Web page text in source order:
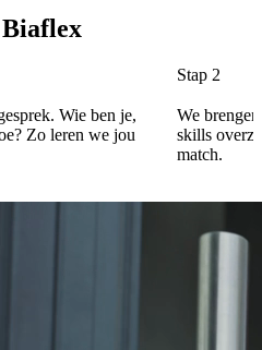
Wie ben je,
Zo leren we jou
Stap 2
We
skills
match.